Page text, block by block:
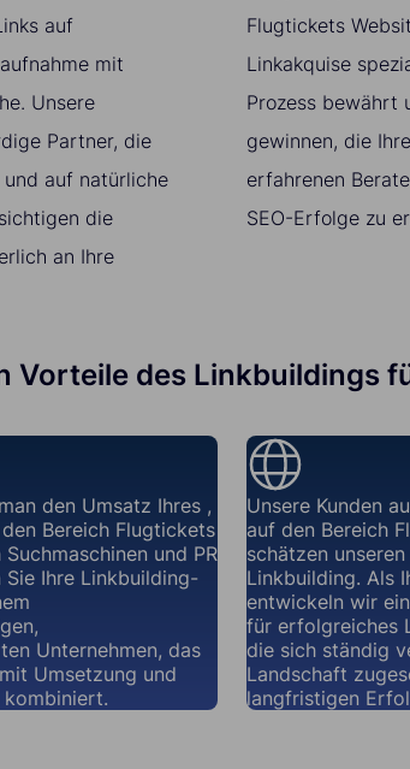
auf
mit
Unsere
Partner, die
auf natürliche
die
an Ihre
Flugtickets
Linkakquise
Prozess bewährt
gewinnen, die
erfahrenen
SEO-Erfolge zu
Vorteile des Linkbuildings
den Umsatz Ihres ,
Bereich Flugtickets
und PR
Ihre Linkbuilding-
Unternehmen, das
Umsetzung und
Unsere Kunden
auf den Bereich
schätzen
Linkbuilding. Als
entwickeln wir
für erfolgreiches
die sich ständig
Landschaft
langfristigen